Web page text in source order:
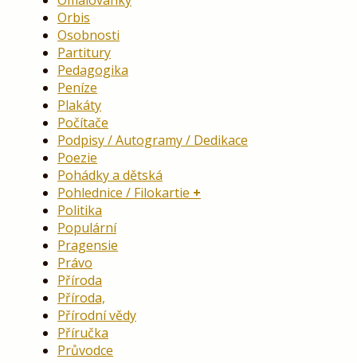
Orbis
Osobnosti
Partitury
Pedagogika
Peníze
Plakáty
Počítače
Podpisy / Autogramy / Dedikace
Poezie
Pohádky a dětská
Pohlednice / Filokartie
Politika
Populární
Pragensie
Právo
Příroda
Příroda,
Přírodní vědy
Příručka
Průvodce